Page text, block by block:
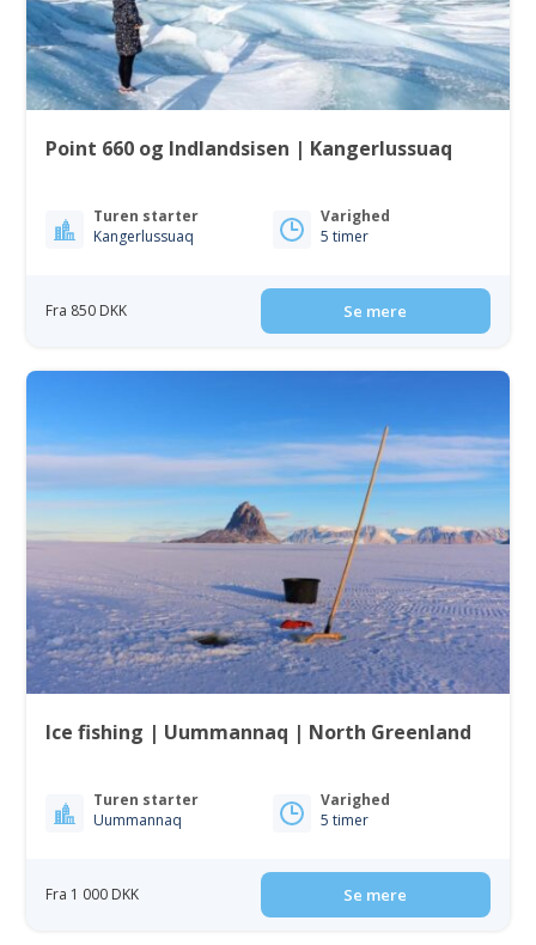
Point 660 og Indlandsisen | Kangerlussuaq
Turen starter
Kangerlussuaq
Varighed
5 timer
Fra 850 DKK Se mere
Ice fishing | Uummannaq | North Greenland
Turen starter
Uummannaq
Varighed
5 timer
Fra 1 000 DKK Se mere